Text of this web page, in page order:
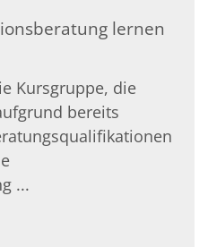
lernen
Kursgruppe, die
bereits
...